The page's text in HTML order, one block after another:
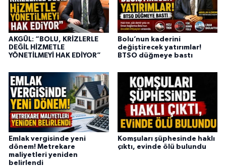
AKGÜL: “BOLU, KRİZLERLE
DEĞİL HİZMETLE
YÖNETİLMEYİ HAK EDİYOR”
Bolu’nun kaderini
değiştirecek yatırımlar!
BTSO düğmeye bastı
Emlak vergisinde yeni
dönem! Metrekare
maliyetleri yeniden
belirlendi
Komşuları şüphesinde haklı
çıktı, evinde ölü bulundu